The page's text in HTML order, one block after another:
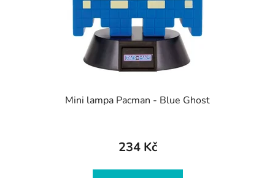
Mini lampa Pacman - Blue Ghost
234 Kč